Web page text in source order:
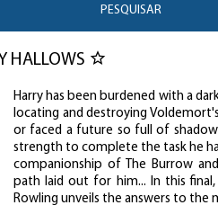
PESQUISAR
HALLOWS
Harry has been burdened with a
locating and destroying
or faced a future so full of
strength to complete the task he
companionship of The Burrow
path laid out for him... In this
Rowling unveils the answers to the